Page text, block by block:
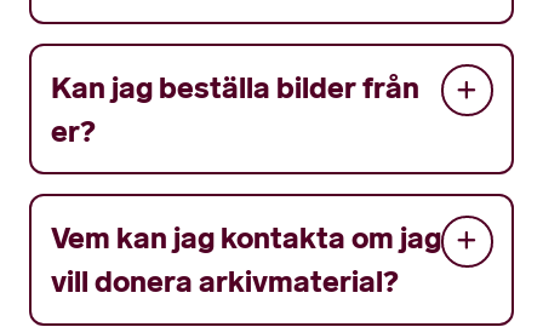
Kan jag beställa bilder från
er?
Vem kan jag kontakta om jag
vill donera arkivmaterial?